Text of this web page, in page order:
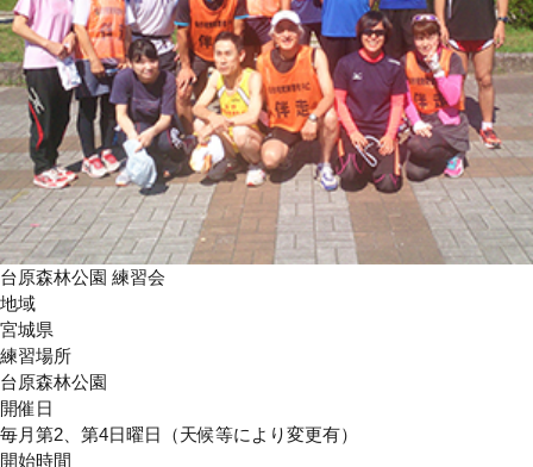
台原森林公園 練習会
地域
宮城県
練習場所
台原森林公園
開催日
毎月第2、第4日曜日（天候等により変更有）
開始時間